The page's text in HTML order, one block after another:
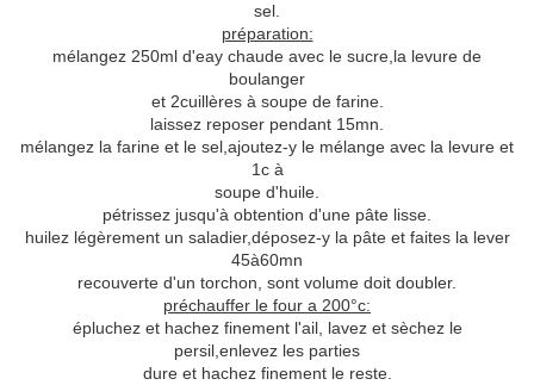
sel.
préparation:
mélangez 250ml d'eay chaude avec le sucre,la levure de
boulanger
et 2cuillères à soupe de farine.
laissez reposer pendant 15mn.
mélangez la farine et le sel,ajoutez-y le mélange avec la levure et
1c à
soupe d'huile.
pétrissez jusqu'à obtention d'une pâte lisse.
huilez légèrement un saladier,déposez-y la pâte et faites la lever
45à60mn
recouverte d'un torchon, sont volume doit doubler.
préchauffer le four a 200°c:
épluchez et hachez finement l'ail, lavez et sèchez le
persil,enlevez les parties
dure et hachez finement le reste.